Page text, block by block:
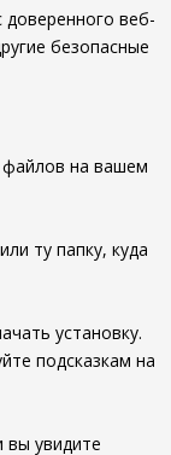
веб-
безопасные
файлов на вашем
ту папку, куда
установку.
подсказкам на
вы увидите